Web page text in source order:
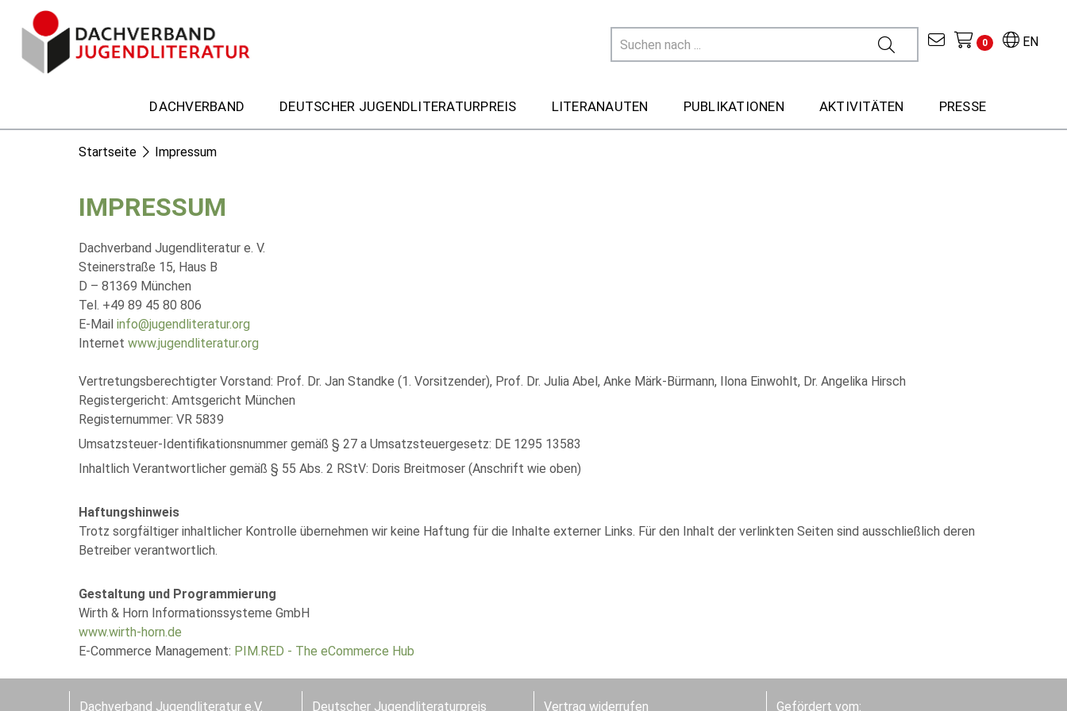
EN
0
DACHVERBAND DEUTSCHER JUGENDLITERATURPREIS LITERANAUTEN PUBLIKATIONEN AKTIVITÄTEN PRESSE
Startseite Impressum
IMPRESSUM
Dachverband Jugendliteratur e. V.
Steinerstraße 15, Haus B
D – 81369 München
Tel. +49 89 45 80 806
E-Mail info@jugendliteratur.org
Internet www.jugendliteratur.org
Vertretungsberechtigter Vorstand: Prof. Dr. Jan Standke (1. Vorsitzender), Prof. Dr. Julia Abel, Anke Märk-Bürmann, Ilona Einwohlt, Dr. Angelika Hirsch
Registergericht: Amtsgericht München
Registernummer: VR 5839
Umsatzsteuer-Identifikationsnummer gemäß § 27 a Umsatzsteuergesetz: DE 1295 13583
Inhaltlich Verantwortlicher gemäß § 55 Abs. 2 RStV: Doris Breitmoser (Anschrift wie oben)
Haftungshinweis
Trotz sorgfältiger inhaltlicher Kontrolle übernehmen wir keine Haftung für die Inhalte externer Links. Für den Inhalt der verlinkten Seiten sind ausschließlich deren
Betreiber verantwortlich.
Gestaltung und Programmierung
Wirth & Horn Informationssysteme GmbH
www.wirth-horn.de
E-Commerce Management: PIM.RED - The eCommerce Hub
Dachverband Jugendliteratur e.V. Deutscher Jugendliteraturpreis Vertrag widerrufen Gefördert vom: